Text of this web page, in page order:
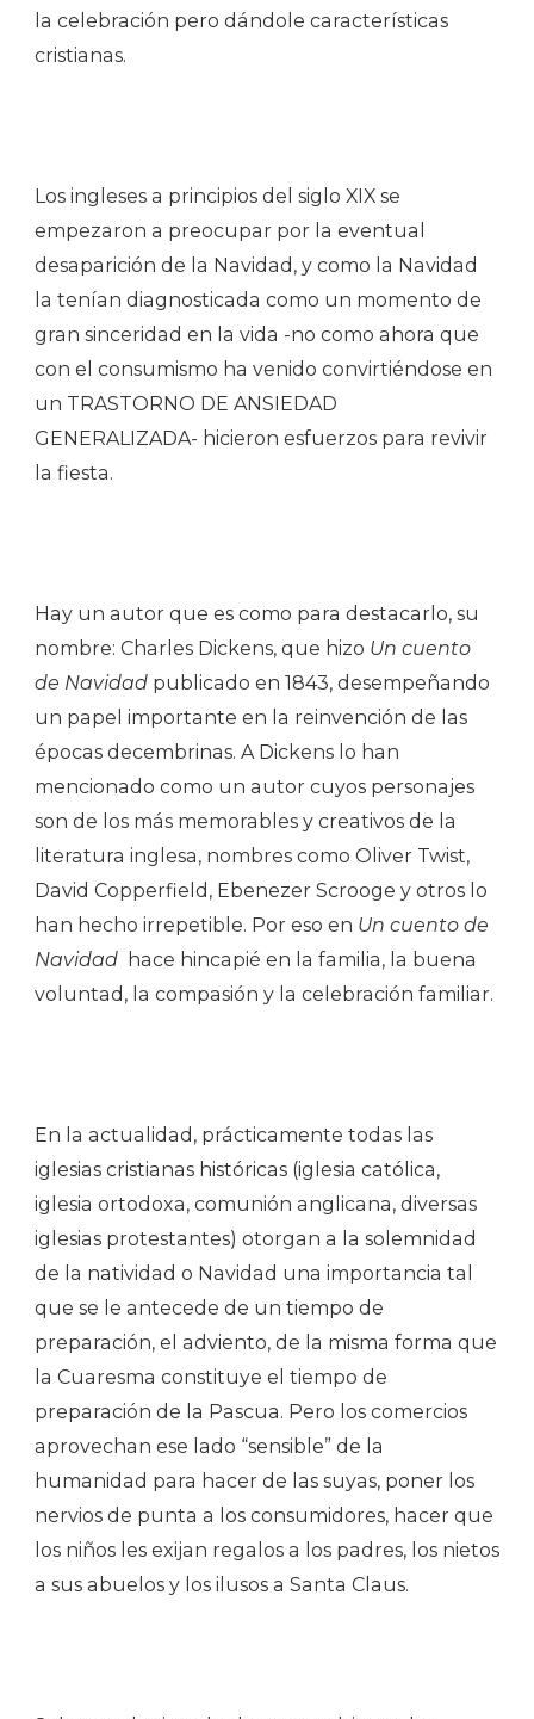
la celebración pero dándole características
cristianas.
Los ingleses a principios del siglo XIX se
empezaron a preocupar por la eventual
desaparición de la Navidad, y como la Navidad
la tenían diagnosticada como un momento de
gran sinceridad en la vida -no como ahora que
con el consumismo ha venido convirtiéndose en
un TRASTORNO DE ANSIEDAD
GENERALIZADA- hicieron esfuerzos para revivir
la fiesta.
Hay un autor que es como para destacarlo, su
nombre: Charles Dickens, que hizo Un cuento
de Navidad publicado en 1843, desempeñando
un papel importante en la reinvención de las
épocas decembrinas. A Dickens lo han
mencionado como un autor cuyos personajes
son de los más memorables y creativos de la
literatura inglesa, nombres como Oliver Twist,
David Copperfield, Ebenezer Scrooge y otros lo
han hecho irrepetible. Por eso en Un cuento de
Navidad hace hincapié en la familia, la buena
voluntad, la compasión y la celebración familiar.
En la actualidad, prácticamente todas las
iglesias cristianas históricas (iglesia católica,
iglesia ortodoxa, comunión anglicana, diversas
iglesias protestantes) otorgan a la solemnidad
de la natividad o Navidad una importancia tal
que se le antecede de un tiempo de
preparación, el adviento, de la misma forma que
la Cuaresma constituye el tiempo de
preparación de la Pascua. Pero los comercios
aprovechan ese lado “sensible” de la
humanidad para hacer de las suyas, poner los
nervios de punta a los consumidores, hacer que
los niños les exijan regalos a los padres, los nietos
a sus abuelos y los ilusos a Santa Claus.